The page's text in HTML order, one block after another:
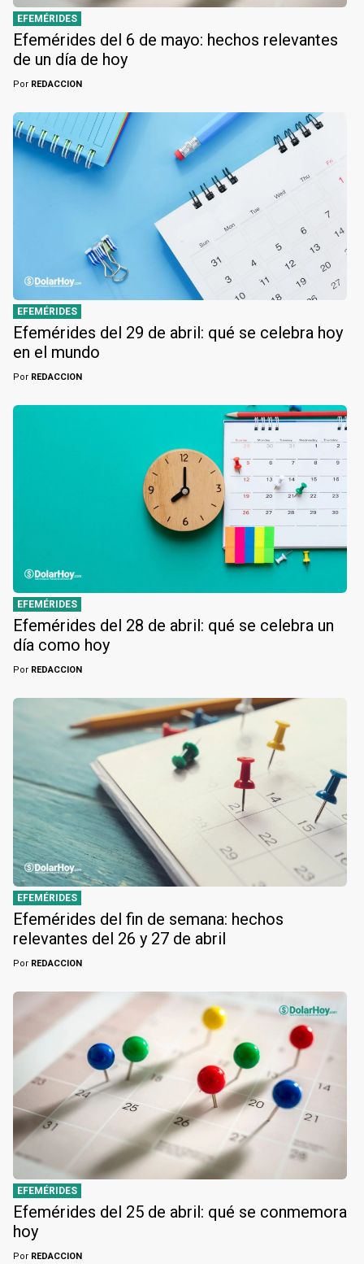
EFEMÉRIDES
Efemérides del 6 de mayo: hechos relevantes
de un día de hoy
Por REDACCION
EFEMÉRIDES
Efemérides del 29 de abril: qué se celebra hoy
en el mundo
Por REDACCION
EFEMÉRIDES
Efemérides del 28 de abril: qué se celebra un
día como hoy
Por REDACCION
EFEMÉRIDES
Efemérides del fin de semana: hechos
relevantes del 26 y 27 de abril
Por REDACCION
EFEMÉRIDES
Efemérides del 25 de abril: qué se conmemora
hoy
Por REDACCION